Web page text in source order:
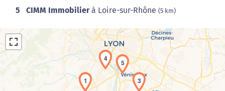
5 CIMM Immobilierà Loire-sur-Rhône (5 km)
1 3
4 5